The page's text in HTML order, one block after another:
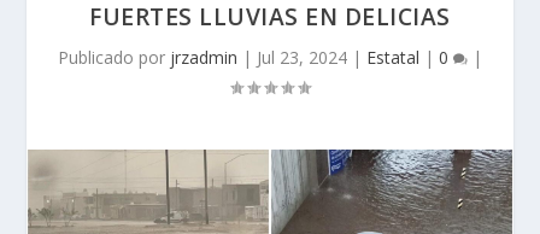
FUERTES LLUVIAS EN DELICIAS
Publicado por jrzadmin | Jul 23, 2024 | Estatal | 0 |